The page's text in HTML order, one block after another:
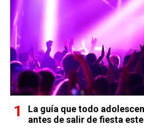
La guía que todo
antes de salir de fiesta